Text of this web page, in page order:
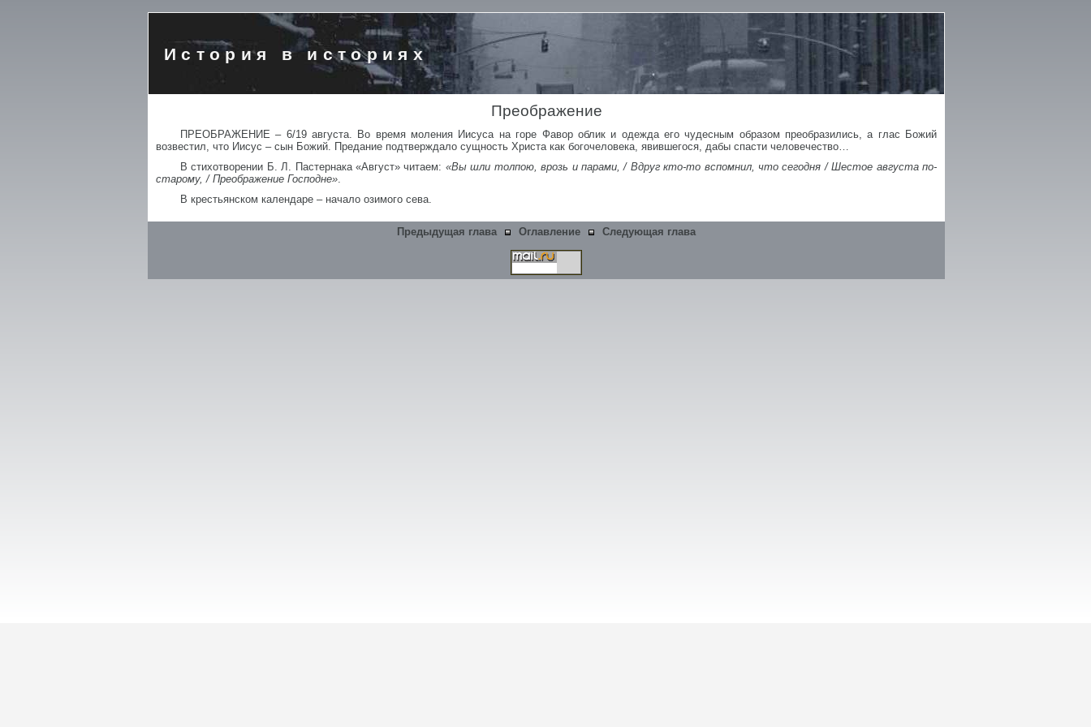
История в историях
Преображение
ПРЕОБРАЖЕНИЕ – 6/19 августа. Во время моления Иисуса на горе Фавор облик и одежда его чудесным образом преобразились, а глас Божий
возвестил, что Иисус – сын Божий. Предание подтверждало сущность Христа как богочеловека, явившегося, дабы спасти человечество…
В стихотворении Б. Л. Пастернака «Август» читаем: «Вы шли толпою, врозь и парами, / Вдруг кто-то вспомнил, что сегодня / Шестое августа по-
старому, / Преображение Господне».
В крестьянском календаре – начало озимого сева.
Предыдущая глава Оглавление Следующая глава